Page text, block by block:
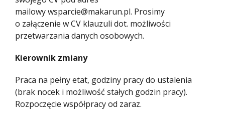
mailowy wsparcie@makarun.pl. Prosimy
o załączenie w CV klauzuli dot. możliwości
przetwarzania danych osobowych.
Kierownik zmiany
Praca na pełny etat, godziny pracy do ustalenia
(brak nocek i możliwość stałych godzin pracy).
Rozpoczęcie współpracy od zaraz.